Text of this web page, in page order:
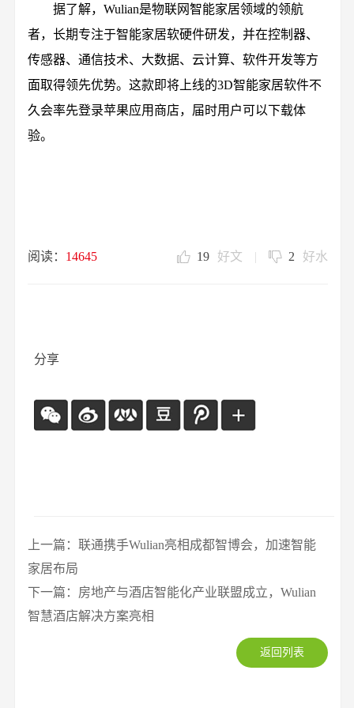
据了解，Wulian是物联网智能家居领域的领航
者，长期专注于智能家居软硬件研发，并在控制器、
传感器、通信技术、大数据、云计算、软件开发等方
面取得领先优势。这款即将上线的3D智能家居软件不
久会率先登录苹果应用商店，届时用户可以下载体
验。
阅读： 14645 19 好文 | 2 好水
分享
上一篇：联通携手Wulian亮相成都智博会，加速智能
家居布局
下一篇：房地产与酒店智能化产业联盟成立，Wulian
智慧酒店解决方案亮相
返回列表